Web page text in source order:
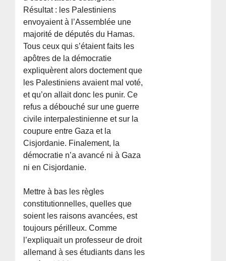
Résultat : les Palestiniens
envoyaient à l’Assemblée une
majorité de députés du Hamas.
Tous ceux qui s’étaient faits les
apôtres de la démocratie
expliquèrent alors doctement que
les Palestiniens avaient mal voté,
et qu’on allait donc les punir. Ce
refus a débouché sur une guerre
civile interpalestinienne et sur la
coupure entre Gaza et la
Cisjordanie. Finalement, la
démocratie n’a avancé ni à Gaza
ni en Cisjordanie.
Mettre à bas les règles
constitutionnelles, quelles que
soient les raisons avancées, est
toujours périlleux. Comme
l’expliquait un professeur de droit
allemand à ses étudiants dans les